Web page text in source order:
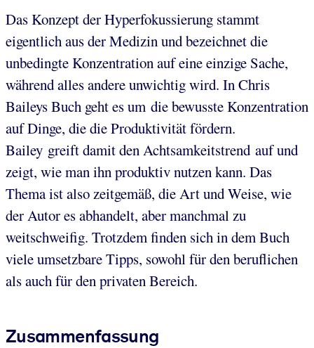
Das Konzept der Hyperfokussierung stammt
eigentlich aus der Medizin und bezeichnet die
unbedingte Konzentration auf eine einzige Sache,
während alles andere unwichtig wird. In Chris
Baileys Buch geht es um die bewusste Konzentration
auf Dinge, die die Produktivität fördern.
Bailey greift damit den Achtsamkeitstrend auf und
zeigt, wie man ihn produktiv nutzen kann. Das
Thema ist also zeitgemäß, die Art und Weise, wie
der Autor es abhandelt, aber manchmal zu
weitschweifig. Trotzdem finden sich in dem Buch
viele umsetzbare Tipps, sowohl für den beruflichen
als auch für den privaten Bereich.
Zusammenfassung